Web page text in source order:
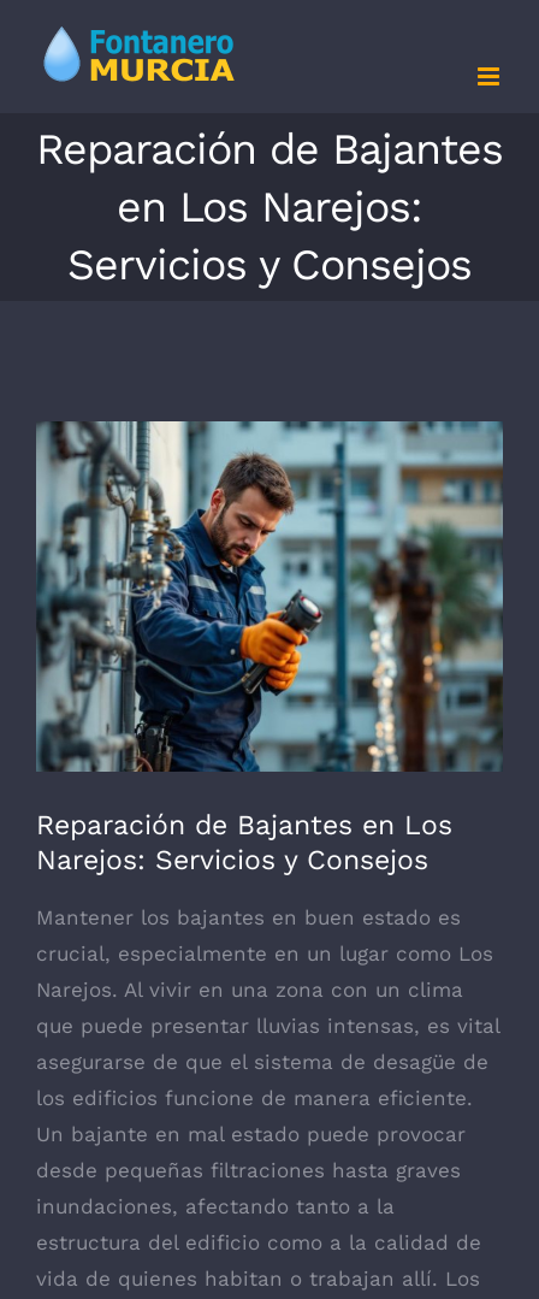
contenido
Reparación de Bajantes
en Los Narejos:
Servicios y Consejos
Ver
imagen
más
grande
Reparación de Bajantes en Los
Narejos: Servicios y Consejos
Mantener los bajantes en buen estado es
crucial, especialmente en un lugar como Los
Narejos. Al vivir en una zona con un clima
que puede presentar lluvias intensas, es vital
asegurarse de que el sistema de desagüe de
los edificios funcione de manera eficiente.
Un bajante en mal estado puede provocar
desde pequeñas filtraciones hasta graves
inundaciones, afectando tanto a la
estructura del edificio como a la calidad de
vida de quienes habitan o trabajan allí. Los